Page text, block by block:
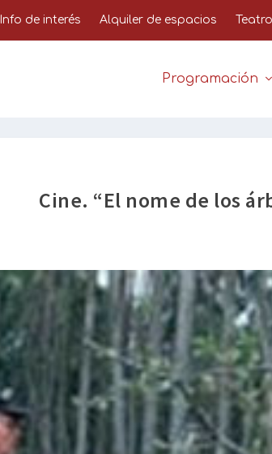
Info de interés Alquiler de espacios Teatro
Programación
Cine. “El nome de los